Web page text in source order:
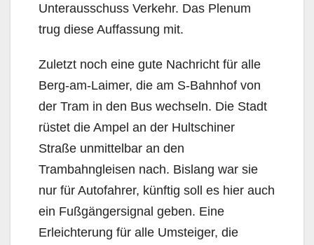
Unterausschuss Verkehr. Das Plenum
trug diese Auffassung mit.
Zuletzt noch eine gute Nachricht für alle
Berg-am-Laimer, die am S-Bahnhof von
der Tram in den Bus wechseln. Die Stadt
rüstet die Ampel an der Hultschiner
Straße unmittelbar an den
Trambahngleisen nach. Bislang war sie
nur für Autofahrer, künftig soll es hier auch
ein Fußgängersignal geben. Eine
Erleichterung für alle Umsteiger, die